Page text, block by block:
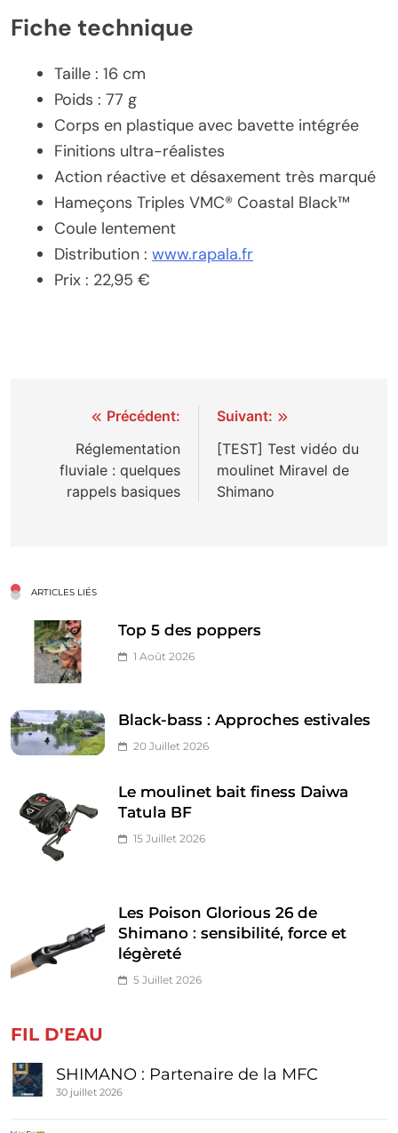
Fiche technique
Taille : 16 cm
Poids : 77 g
Corps en plastique avec bavette intégrée
Finitions ultra-réalistes
Action réactive et désaxement très marqué
Hameçons Triples VMC® Coastal Black™
Coule lentement
Distribution : www.rapala.fr
Prix : 22,95 €
Navigation
l’article
Précédent:
Réglementation
fluviale : quelques
rappels basiques
Suivant:
[TEST] Test vidéo du
moulinet Miravel de
Shimano
ARTICLES LIÉS
Top 5 des poppers
1 Août 2026
Black-bass : Approches estivales
20 Juillet 2026
Le moulinet bait finess Daiwa
Tatula BF
15 Juillet 2026
Les Poison Glorious 26 de
Shimano : sensibilité, force et
légèreté
5 Juillet 2026
FIL D'EAU
SHIMANO : Partenaire de la MFC
30 juillet 2026